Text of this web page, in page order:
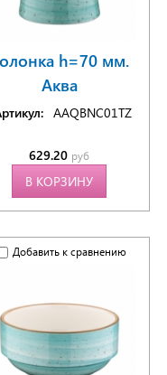
h=70 мм.
Аква
AAQBNC01TZ
629.20 руб
В КОРЗИНУ
Добавить к сравнению